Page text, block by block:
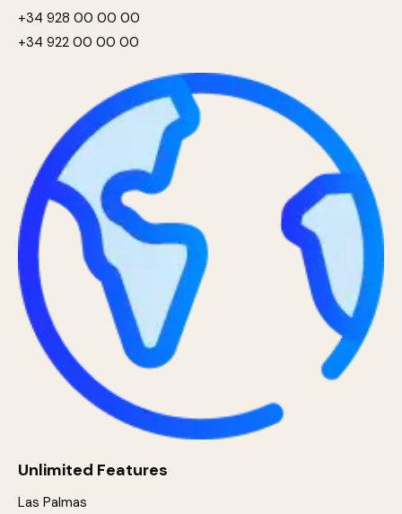
+34 928 00 00 00
+34 922 00 00 00
Unlimited Features
Las Palmas